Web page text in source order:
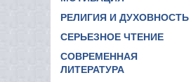
РЕЛИГИЯ И ДУХОВНОСТЬ
СЕРЬЕЗНОЕ ЧТЕНИЕ
СОВРЕМЕННАЯ
ЛИТЕРАТУРА